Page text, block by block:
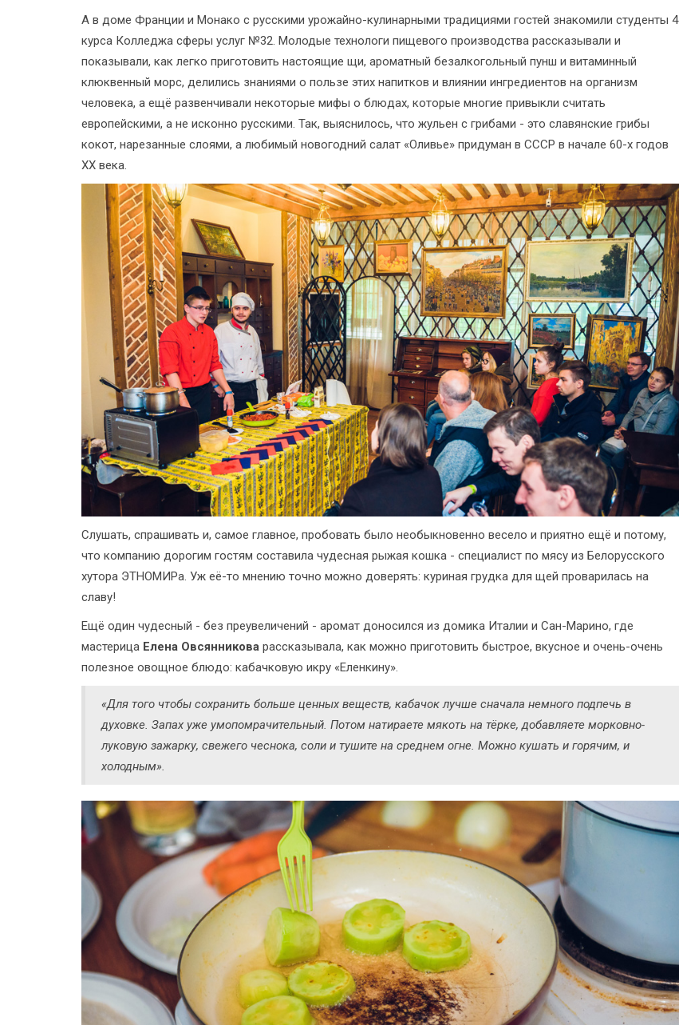
А в доме Франции и Монако с русскими урожайно-кулинарными традициями гостей знакомили студенты 4
курса Колледжа сферы услуг №32. Молодые технологи пищевого производства рассказывали и
показывали, как легко приготовить настоящие щи, ароматный безалкогольный пунш и витаминный
клюквенный морс, делились знаниями о пользе этих напитков и влиянии ингредиентов на организм
человека, а ещё развенчивали некоторые мифы о блюдах, которые многие привыкли считать
европейскими, а не исконно русскими. Так, выяснилось, что жульен с грибами - это славянские грибы
кокот, нарезанные слоями, а любимый новогодний салат «Оливье» придуман в СССР в начале 60-х годов
XX века.
Слушать, спрашивать и, самое главное, пробовать было необыкновенно весело и приятно ещё и потому,
что компанию дорогим гостям составила чудесная рыжая кошка - специалист по мясу из Белорусского
хутора ЭТНОМИРа. Уж её-то мнению точно можно доверять: куриная грудка для щей проварилась на
славу!
Ещё один чудесный - без преувеличений - аромат доносился из домика Италии и Сан-Марино, где
мастерица Елена Овсянникова рассказывала, как можно приготовить быстрое, вкусное и очень-очень
полезное овощное блюдо: кабачковую икру «Еленкину».
«Для того чтобы сохранить больше ценных веществ, кабачок лучше сначала немного подпечь в
духовке. Запах уже умопомрачительный. Потом натираете мякоть на тёрке, добавляете морковно-
луковую зажарку, свежего чеснока, соли и тушите на среднем огне. Можно кушать и горячим, и
холодным».